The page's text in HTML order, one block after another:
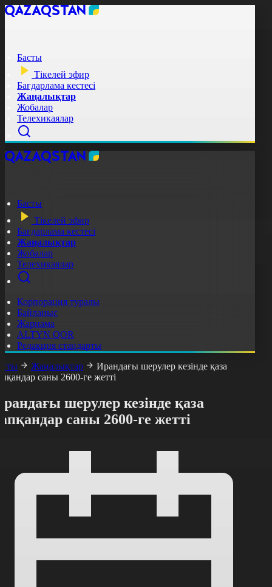
Басты
Тікелей эфир
Бағдарлама кестесі
Жаңалықтар
Жобалар
Телехикаялар
Басты
Тікелей эфир
Бағдарлама кестесі
Жаңалықтар
Жобалар
Телехикаялар
Корпорация туралы
Байланыс
Жарнама
ALTYN QOR
Редакция стандарты
Жаңалықтар
Ирандағы шерулер кезінде қаза
саны 2600-ге жетті
шерулер кезінде қаза
саны 2600-ге жетті